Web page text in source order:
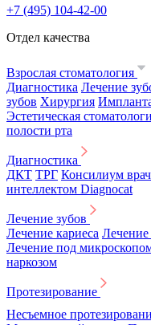
+7 (495) 104-42-00
Отдел качества
Взрослая стоматология
Диагностика Лечение
зубов Хирургия
Эстетическая
полости рта
Диагностика
ДКТ ТРГ Консилиум
интеллектом Diagnocat
Лечение зубов
Лечение кариеса Лечение
Лечение под
наркозом
Протезирование
Несъемное